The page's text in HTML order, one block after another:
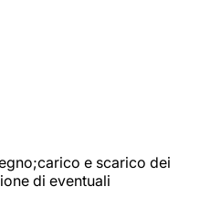
e scarico dei
di eventuali